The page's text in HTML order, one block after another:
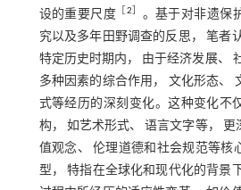
设的重要尺度
2
。基于对非遗保
究以及多年田野调查的反思， 笔者
特定历史时期内， 由于经济发展、
多种因素的综合作用， 文化形态、
式等经历的深刻变化。这种变化不
构， 如艺术形式、 语言文字等，
值观念、 伦理道德和社会规范等核
型， 特指在全球化和现代化的背景